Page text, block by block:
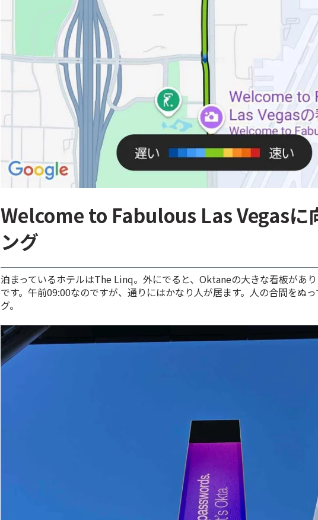
Welcome to Fabulous Las Vegasに
ング
泊まっているホテルはThe Linq。外にでると、Oktaneの大きな看板があ
です。午前09:00なのですが、通りにはかなり人が居ます。人の合間をぬ
グ。